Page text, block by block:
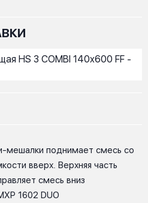
HS 3 COMBI 140x600 FF -
мешалки поднимает смесь со
вверх. Верхняя часть
смесь вниз
1602 DUO